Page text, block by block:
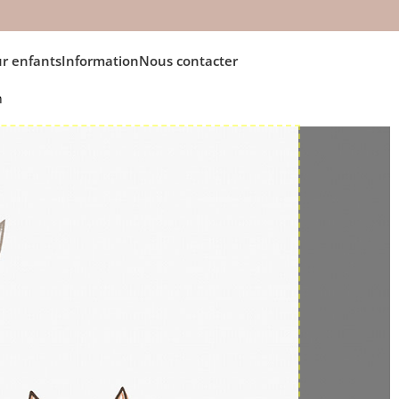
enfantsInformationNous contacter